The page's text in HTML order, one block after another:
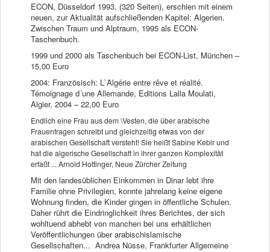
ECON, Düsseldorf 1993. (320 Seiten), erschien mit einem
neuen, zur Aktualität aufschließenden Kapitel: Algerien.
Zwischen Traum und Alptraum, 1995 als ECON-
Taschenbuch.
1999 und 2000 als Taschenbuch bei ECON-List, München –
15,00 Euro
2004: Französisch: L`Algérie entre rêve et réalité.
Témoignage d´une Allemande, Editions Lalla Moulati,
Algier, 2004 – 22,00 Euro
Endlich eine Frau aus dem \Vesten, die über arabische
Frauenfragen schreibt und gleichzeitig etwas von der
arabischen Gesellschaft versteht! Sie heißt Sabine Kebir und
hat die algerische Gesellschaft in ihrer ganzen Komplexität
erfaßt ... Arnold Hottinger, Neue Zürcher Zeitung
Mit den landesüblichen Einkommen in Dinar lebt ihre
Familie ohne Privilegien, konnte jahrelang keine eigene
Wohnung finden, die Kinder gingen in öffentliche Schulen.
Daher rührt die Eindringlichkeit ihres Berichtes, der sich
wohltuend abhebt von manchen bei uns erhältlichen
Veröffentlichungen über arabischislamische
Gesellschaften... Andrea Nüsse, Frankfurter Allgemeine